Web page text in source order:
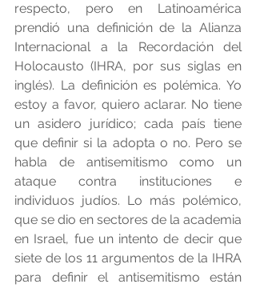
respecto, pero en Latinoamérica
prendió una definición de la Alianza
Internacional a la Recordación del
Holocausto (IHRA, por sus siglas en
inglés). La definición es polémica. Yo
estoy a favor, quiero aclarar. No tiene
un asidero jurídico; cada país tiene
que definir si la adopta o no. Pero se
habla de antisemitismo como un
ataque contra instituciones e
individuos judíos. Lo más polémico,
que se dio en sectores de la academia
en Israel, fue un intento de decir que
siete de los 11 argumentos de la IHRA
para definir el antisemitismo están